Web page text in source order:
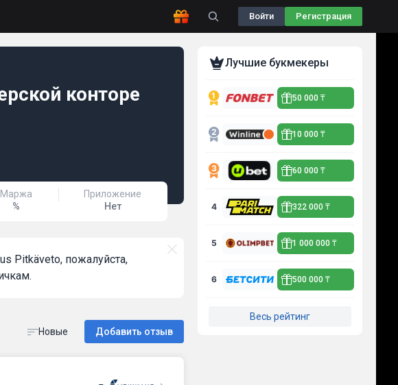
Войти Регистрация
конторе
Маржа
%
Приложение
Нет
Pitkäveto, пожалуйста,
Новые Добавить отзыв
Лучшие букмекеры
50 000 ₸
10 000 ₸
60 000 ₸
4 322 000 ₸
5 1 000 000 ₸
6 500 000 ₸
Весь рейтинг